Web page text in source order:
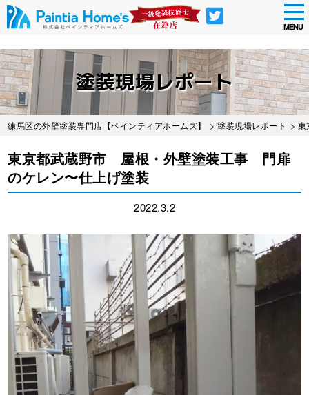
Skip
to
main
content
MENU
塗装現場レポート
練馬区の外壁塗装専門店【ペインティアホームズ】 >塗装現場レポート >
東京都武蔵野市 屋根・外壁塗装工事 門扉
のケレン〜仕上げ塗装
2022.3.2